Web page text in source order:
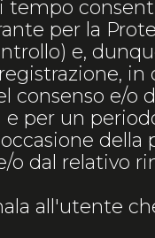
tempo
per la
e,
in
consenso e/o
per un
della
o dal relativo
all'utente